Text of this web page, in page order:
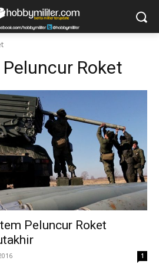
Roket
Peluncur Roket
1